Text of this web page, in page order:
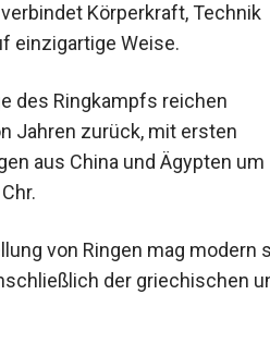
Körperkraft, Technik
einzigartige Weise.
des Ringkampfs reichen
Jahren zurück, mit ersten
aus China und Ägypten um
von Ringen mag
einschließlich der